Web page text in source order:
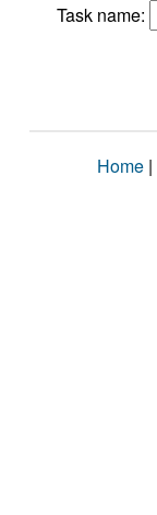
Task name:
Home |